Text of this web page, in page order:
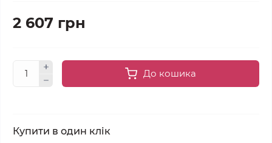
2 607 грн
До кошика
Купити в один клік